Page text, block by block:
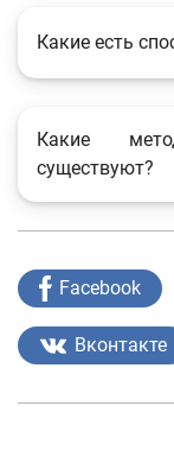
Какие есть
Какие
существуют?
Facebook
Вконтакте